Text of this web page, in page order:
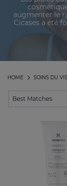
augmenter le
Cicases a été
SOINS DU
HOME